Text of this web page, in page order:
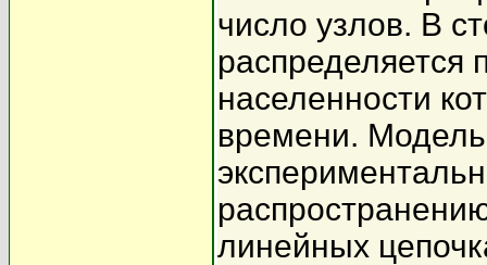
число узлов. В
распределяется
населенности
времени. Модель
линейных